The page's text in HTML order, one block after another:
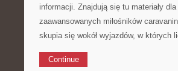
informacji. Znajdują się tu materiały
zaawansowanych miłośników
skupia się wokół wyjazdów, w których
Continue